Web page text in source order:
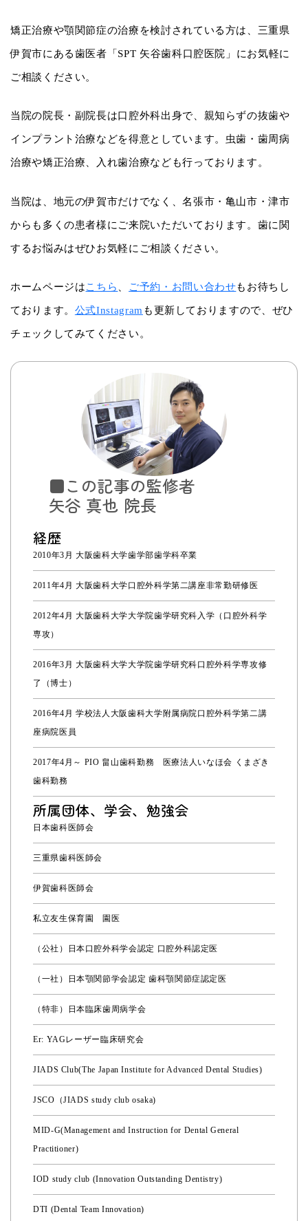
矯正治療や顎関節症の治療を検討されている方は、三重県
伊賀市にある歯医者「SPT 矢谷歯科口腔医院」にお気軽に
ご相談ください。
当院の院長・副院長は口腔外科出身で、親知らずの抜歯や
インプラント治療などを得意としています。虫歯・歯周病
治療や矯正治療、入れ歯治療なども行っております。
当院は、地元の伊賀市だけでなく、名張市・亀山市・津市
からも多くの患者様にご来院いただいております。歯に関
するお悩みはぜひお気軽にご相談ください。
ホームページはこちら 、 ご予約・お問い合わせもお待ちし
ております。 公式Instagramも更新しておりますので、ぜひ
チェックしてみてください。
■この記事の監修者
矢谷 真也 院長
経歴
2010年3月 大阪歯科大学歯学部歯学科卒業
2011年4月 大阪歯科大学口腔外科学第二講座非常勤研修医
2012年4月 大阪歯科大学大学院歯学研究科入学（口腔外科学
専攻）
2016年3月 大阪歯科大学大学院歯学研究科口腔外科学専攻修
了（博士）
2016年4月 学校法人大阪歯科大学附属病院口腔外科学第二講
座病院医員
2017年4月～ PIO 畠山歯科勤務 医療法人いなほ会 くまざき
歯科勤務
所属団体、学会、勉強会
日本歯科医師会
三重県歯科医師会
伊賀歯科医師会
私立友生保育園 園医
（公社）日本口腔外科学会認定 口腔外科認定医
（一社）日本顎関節学会認定 歯科顎関節症認定医
（特非）日本臨床歯周病学会
Er: YAGレーザー臨床研究会
JIADS Club(The Japan Institute for Advanced Dental Studies)
JSCO（JIADS study club osaka)
MID-G(Management and Instruction for Dental General
Practitioner)
IOD study club (Innovation Outstanding Dentistry)
DTI (Dental Team Innovation)